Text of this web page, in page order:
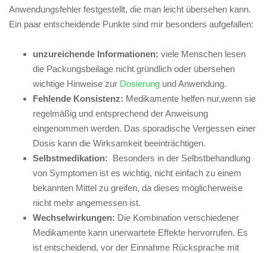
Anwendungsfehler festgestellt, ​die man leicht übersehen kann.
Ein paar entscheidende ​Punkte sind mir besonders aufgefallen:
unzureichende ‌Informationen: ​viele ‍Menschen lesen
die Packungsbeilage⁤ nicht gründlich oder übersehen‌
wichtige Hinweise zur⁢ Dosierung und Anwendung.
Fehlende Konsistenz: Medikamente helfen nur,wenn sie
regelmäßig und ‍entsprechend der Anweisung
eingenommen werden. Das sporadische Vergessen ⁣einer
Dosis​ kann die ⁢Wirksamkeit​ beeinträchtigen.
Selbstmedikation: ⁤ Besonders⁤ in der Selbstbehandlung
von Symptomen ist es​ wichtig, nicht einfach zu einem
bekannten Mittel zu greifen, da dieses möglicherweise
nicht mehr angemessen ist.
Wechselwirkungen: Die Kombination ​verschiedener
Medikamente⁢ kann unerwartete Effekte​ hervorrufen. Es
ist ⁤entscheidend, vor ⁢der ⁢Einnahme⁤ Rücksprache mit